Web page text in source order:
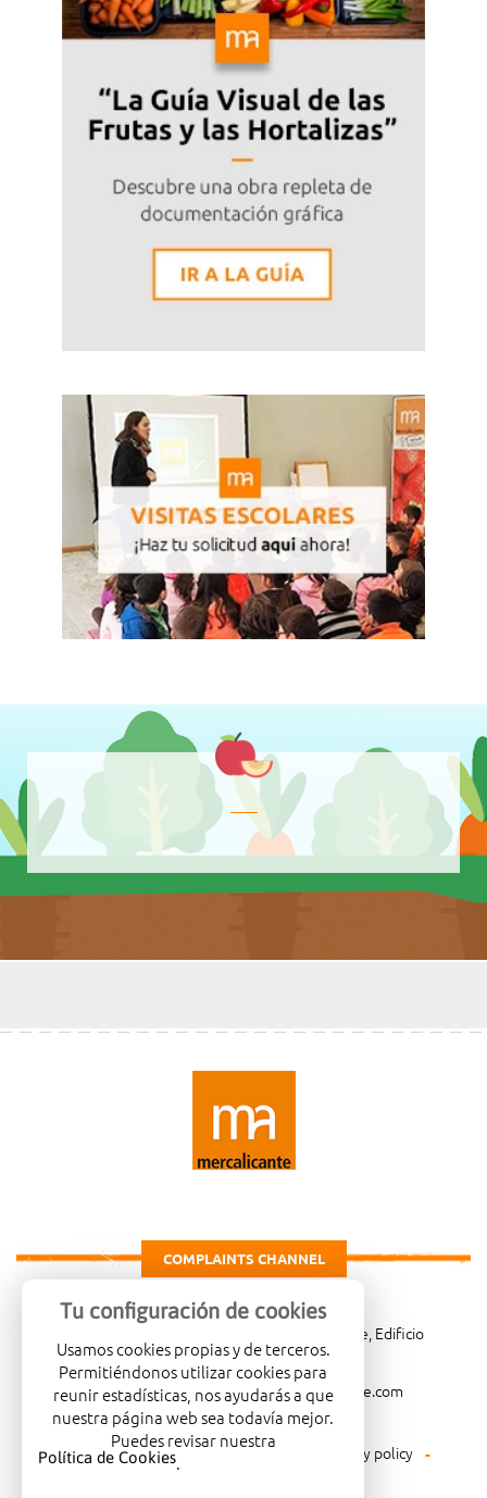
COMPLAINTS CHANNEL
Carretera de Madrid Km. 4, 03007 Alicante, Edificio
Administrativo, planta 3ª
966081001
merca@mercalicante.com
Legal warning Cookies policy
Privacy policy
Environmental policy
Tu configuración de cookies
Usamos cookies propias y de terceros.
Permitiéndonos utilizar cookies para
reunir estadísticas, nos ayudarás a que
nuestra página web sea todavía mejor.
Puedes revisar nuestra
Política de Cookies.